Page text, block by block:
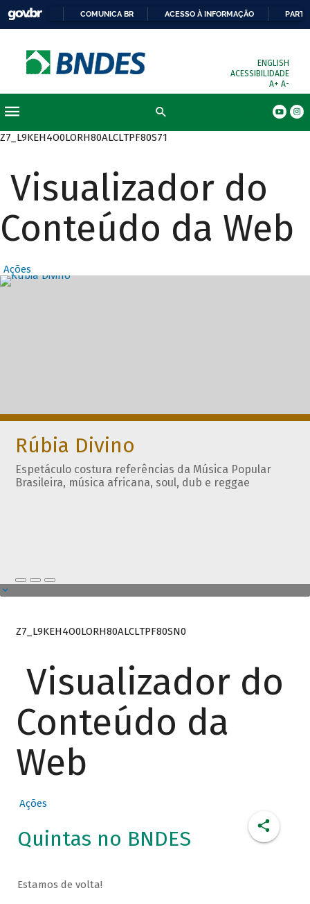
COMUNICA BR ACESSO À INFORMAÇÃO
ENGLISH
ACESSIBILIDADE
A+ A-
Z7_L9KEH4O0LORH80ALCLTPF80S71
Visualizador do
Conteúdo da Web
Ações
Destaques
Rúbia Divino
Espetáculo costura referências da Música Popular
Brasileira, música africana, soul, dub e reggae
Z7_L9KEH4O0LORH80ALCLTPF80SN0
Visualizador do
Conteúdo da
Web
Ações
Quintas no BNDES
Estamos de volta!